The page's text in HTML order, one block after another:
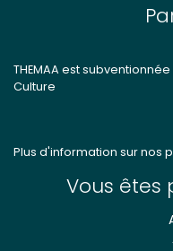
THEMAA est
Culture
Plus d'information sur nos
Vous êtes